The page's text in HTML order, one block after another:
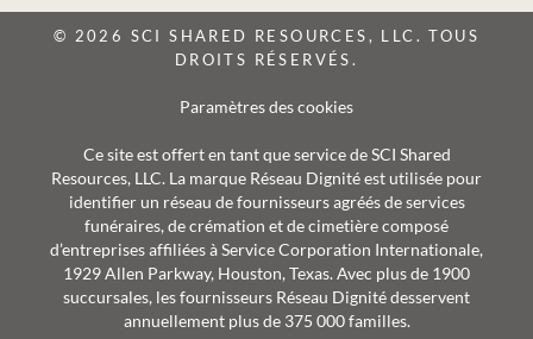
© 2026 SCI SHARED RESOURCES, LLC. TOUS
DROITS RÉSERVÉS.
Paramètres des cookies
Ce site est offert en tant que service de SCI Shared
Resources, LLC. La marque Réseau Dignité est utilisée pour
identifier un réseau de fournisseurs agréés de services
funéraires, de crémation et de cimetière composé
d’entreprises affiliées à Service Corporation Internationale,
1929 Allen Parkway, Houston, Texas. Avec plus de 1900
succursales, les fournisseurs Réseau Dignité desservent
annuellement plus de 375 000 familles.